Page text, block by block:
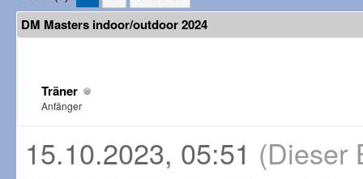
DM Masters indoor/outdoor 2024
Träner
Anfänger
15.10.2023, 05:51 (Dieser